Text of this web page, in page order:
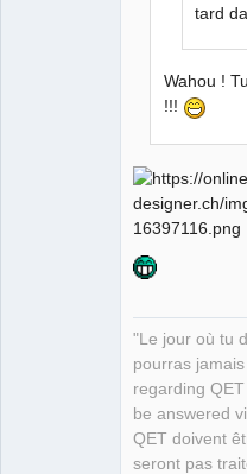
tard
Wahou !
!!!
"Le jour où tu
pourras
regarding
be answered
QET doivent
seront pas